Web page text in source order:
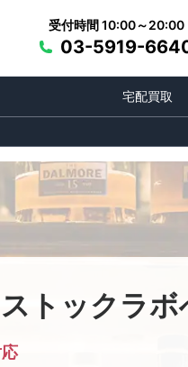
受付時間 10:00～20:00
03-5919-
宅配買取
トックラボ